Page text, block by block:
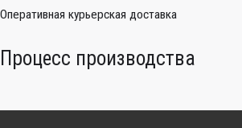
Оперативная курьерская доставка
Процесс производства